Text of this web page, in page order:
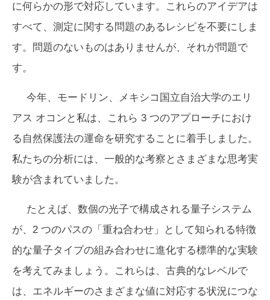
に何らかの形で対応しています。これらのアイデアは
すべて、測定に関する問題のあるレシピを不要にしま
す。問題のないものはありませんが、それが問題で
す。
今年、モードリン、メキシコ国立自治大学のエリ
アス オコンと私は、これら 3 つのアプローチにおけ
る自然保護法の運命を研究することに着手しました。
私たちの分析には、一般的な考察とさまざまな思考実
験が含まれていました。
たとえば、数個の光子で構成される量子システム
が、2 つのパスの「重ね合わせ」として知られる特徴
的な量子タイプの組み合わせに進化する標準的な実験
を考えてみましょう。これらは、古典的なレベルで
は、エネルギーのさまざまな値に対応する状況につな